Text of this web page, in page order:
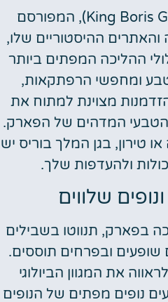
גן המלך בוריס (King Boris Garden), המפורסם
ההיסטוריים שלו,
ההליכה המפתים ביותר
ומחפשי הרפתקאות,
מצוינת למתוח את
הטבעי המדהים של הפארק.
טירון, בגן המלך בוריס יש
ולהעדפות שלך.
שלווים
בפארק, תנווטו בשבילים
שופעים ובפרחים תוססים.
את המגוון הביולוגי
נופים מפתים של הנופים